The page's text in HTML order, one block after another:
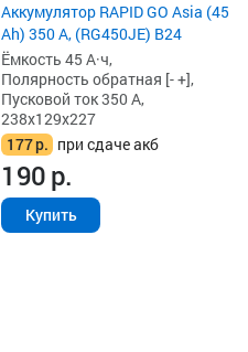
Аккумулятор RAPID GO Asia (45
Ah) 350 А, (RG450JE) B24
Ёмкость 45 А·ч,
Полярность обратная [- +],
Пусковой ток 350 А,
238x129x227
177р. при сдаче акб
190р.
Купить